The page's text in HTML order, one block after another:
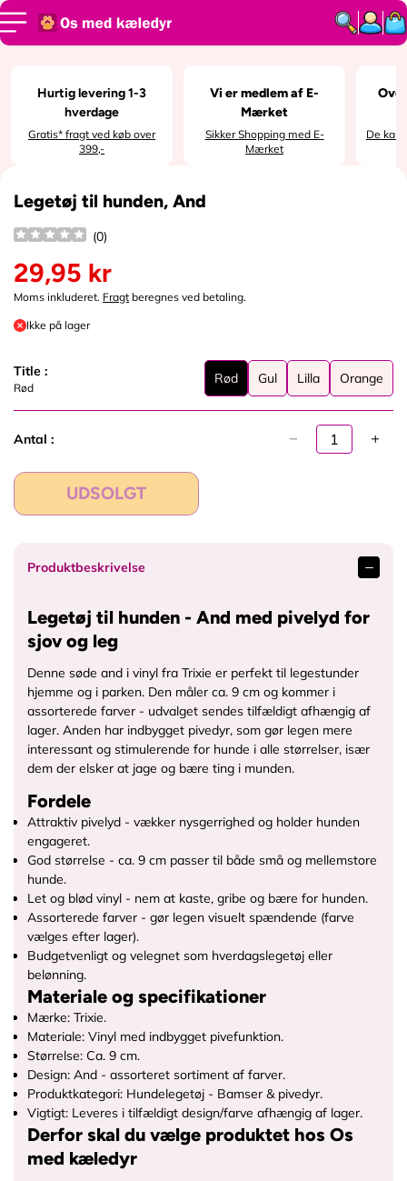
SPRING TIL
INDHOLD
Hurtig levering 1-3
hverdage
Gratis* fragt ved køb over
399,-
Vi er medlem af E-
Mærket
Sikker Shopping med E-
Mærket
De kan
Legetøj til hunden, And
(0)
N
o
m
l
p
s
29,95 kr
Moms inkluderet. Fragt beregnes ved betaling.
Ikke på lager
Title :
Rød
R
Rød
G
Gul
L
Lilla
O
Orange
Antal :
UDSOLGT
Produktbeskrivelse
Legetøj til hunden - And med pivelyd for
sjov og leg
Denne søde and i vinyl fra Trixie er perfekt til legestunder
hjemme og i parken. Den måler ca. 9 cm og kommer i
assorterede farver - udvalget sendes tilfældigt afhængig af
lager. Anden har indbygget pivedyr, som gør legen mere
interessant og stimulerende for hunde i alle størrelser, især
dem der elsker at jage og bære ting i munden.
Fordele
Attraktiv pivelyd - vækker nysgerrighed og holder hunden
engageret.
God størrelse - ca. 9 cm passer til både små og mellemstore
hunde.
Let og blød vinyl - nem at kaste, gribe og bære for hunden.
Assorterede farver - gør legen visuelt spændende (farve
vælges efter lager).
Budgetvenligt og velegnet som hverdagslegetøj eller
belønning.
Materiale og specifikationer
Mærke: Trixie.
Materiale: Vinyl med indbygget pivefunktion.
Størrelse: Ca. 9 cm.
Design: And - assorteret sortiment af farver.
Produktkategori: Hundelegetøj - Bamser & pivedyr.
Vigtigt: Leveres i tilfældigt design/farve afhængig af lager.
Derfor skal du vælge produktet hos Os
med kæledyr